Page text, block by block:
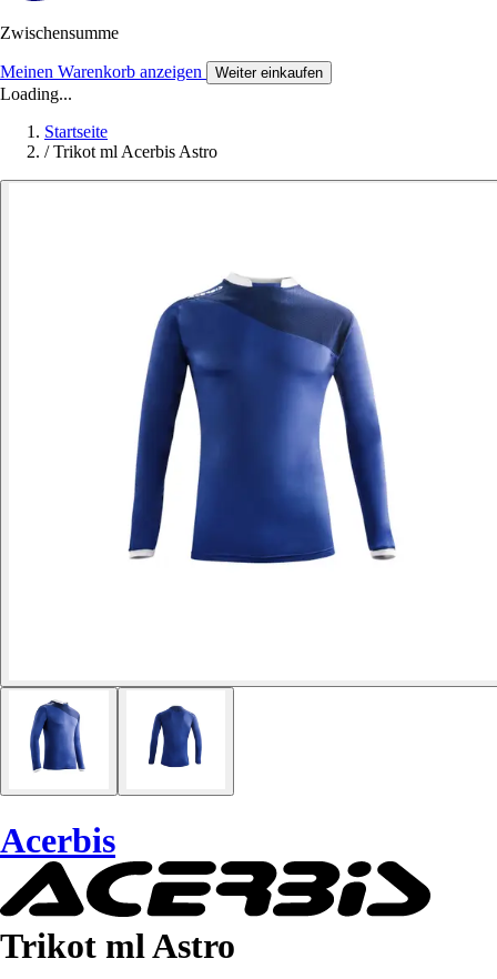
Zwischensumme
Meinen Warenkorb anzeigen Weiter einkaufen
Loading...
Startseite
/ Trikot ml Acerbis Astro
Acerbis
Trikot ml Astro